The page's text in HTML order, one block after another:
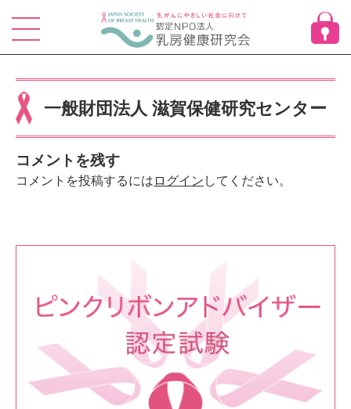
一般財団法人 滋賀保健研究センター
コメントを残す
コメントを投稿するには ログイン してください。